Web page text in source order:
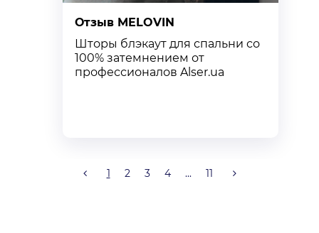
Отзыв MELOVIN
Шторы блэкаут для спальни со
100% затемнением от
профессионалов Alser.ua
1 2 3 4 ... 11